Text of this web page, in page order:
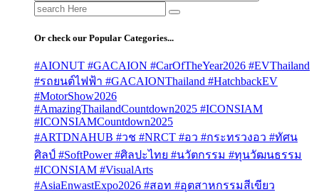
Search
for:
Or check our Popular Categories...
#AIONUT #GACAION #CarOfTheYear2026 #EVThailand
#รถยนต์ไฟฟ้า #GACAIONThailand #HatchbackEV
#MotorShow2026
#AmazingThailandCountdown2025 #ICONSIAM
#ICONSIAMCountdown2025
#ARTDNAHUB #วช #NRCT #อว #กระทรวงอว #ทัศน
ศิลป์ #SoftPower #ศิลปะไทย #นวัตกรรม #ทุนวัฒนธรรม
#ICONSIAM #VisualArts
#AsiaEnwastExpo2026 #สอท #อุตสาหกรรมสีเขียว